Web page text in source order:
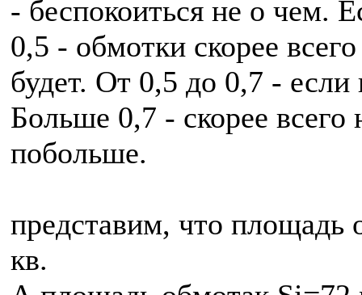
- беспокоиться не о чем.
0,5 - обмотки скорее
будет. От 0,5 до 0,7 - если
Больше 0,7 - скорее всего
побольше.
представим, что площадь
кв.